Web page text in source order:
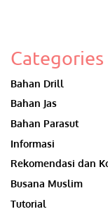
Categories
Bahan Drill
Bahan Jas
Bahan Parasut
Informasi
Rekomendasi dan
Busana Muslim
Tutorial